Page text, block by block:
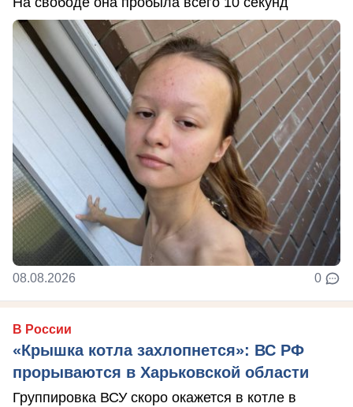
08.08.2026 0
В России
«Крышка котла захлопнется»: ВС РФ
прорываются в Харьковской области
Группировка ВСУ скоро окажется в котле в